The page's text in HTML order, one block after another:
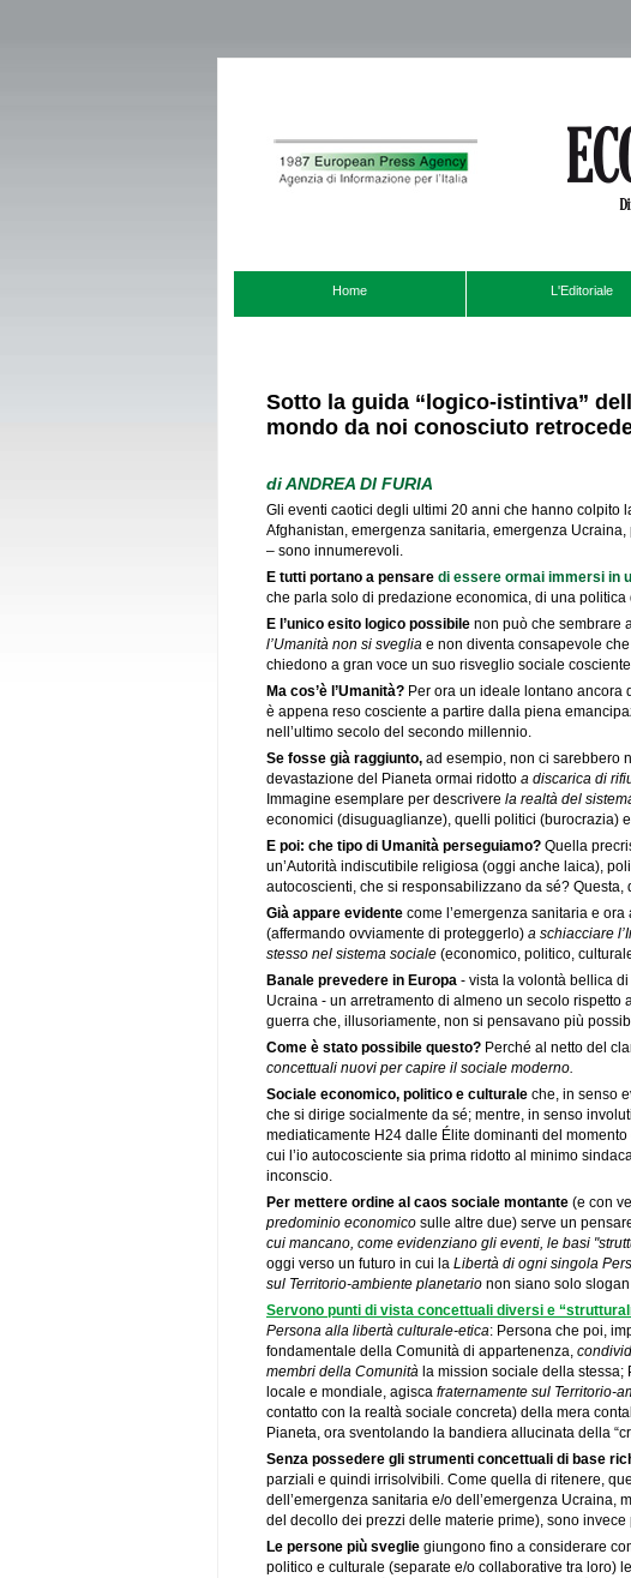
Home L'Editoriale
Sotto la guida “logico-istintiva”
mondo da noi conosciuto
diANDREA DI FURIA
Gli eventi caotici degli ultimi 20 anni che hanno colpito
Afghanistan, emergenza sanitaria, emergenza
– sono innumerevoli.
E tutti portano a pensare di essere ormai immersi in
che parla solo di predazione economica, di una
E l’unico esito logico possibile non può che sembrare
l’Umanità non si sveglia e non diventa consapevole
chiedono a gran voce un suo risveglio sociale
Ma cos’è l’Umanità? Per ora un ideale lontano ancora
è appena reso cosciente a partire dalla piena
nell’ultimo secolo del secondo millennio.
Se fosse già raggiunto, ad esempio, non ci sarebbero
devastazione del Pianeta ormai ridotto a discarica di
Immagine esemplare per descrivere la realtà del
economici (disuguaglianze), quelli politici (burocrazia)
E poi: che tipo di Umanità perseguiamo? Quella
un’Autorità indiscutibile religiosa (oggi anche laica),
autocoscienti, che si responsabilizzano da sé? Questa,
Già appare evidente come l’emergenza sanitaria e
(affermando ovviamente di proteggerlo) a schiacciare
stesso nel sistema sociale (economico, politico,
Banale prevedere in Europa - vista la volontà bellica
Ucraina - un arretramento di almeno un secolo
guerra che, illusoriamente, non si pensavano più
Come è stato possibile questo? Perché al netto del
concettuali nuovi per capire il sociale moderno.
Sociale economico, politico e culturale che, in senso
che si dirige socialmente da sé; mentre, in senso
mediaticamente H24 dalle Élite dominanti del
cui l’io autocosciente sia prima ridotto al minimo
inconscio.
Per mettere ordine al caos sociale montante (e con
predominio economico sulle altre due) serve un
cui mancano, come evidenziano gli eventi, le basi
oggi verso un futuro in cui la Libertà di ogni singola
sul Territorio-ambiente planetario non siano solo
Servono punti di vista concettuali diversi e
Persona alla libertà culturale-etica: Persona che poi,
fondamentale della Comunità di appartenenza,
membri della Comunità la mission sociale della
locale e mondiale, agisca fraternamente sul Territorio-
contatto con la realtà sociale concreta) della mera
Pianeta, ora sventolando la bandiera allucinata della
Senza possedere gli strumenti concettuali di base
parziali e quindi irrisolvibili. Come quella di ritenere,
dell’emergenza sanitaria e/o dell’emergenza Ucraina,
del decollo dei prezzi delle materie prime), sono
Le persone più sveglie giungono fino a considerare
politico e culturale (separate e/o collaborative tra loro)